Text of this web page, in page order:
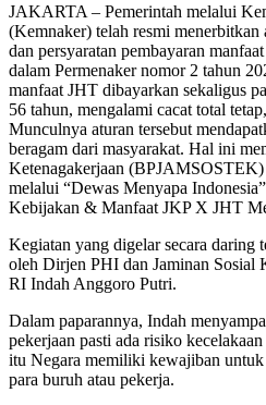
JAKARTA – Pemerintah melalui
(Kemnaker) telah resmi menerbitkan
dan persyaratan pembayaran
dalam Permenaker nomor 2 tahun
manfaat JHT dibayarkan sekaligus
56 tahun, mengalami cacat total
Munculnya aturan tersebut
beragam dari masyarakat. Hal ini
Ketenagakerjaan
melalui “Dewas Menyapa
Kebijakan & Manfaat JKP X JHT
Kegiatan yang digelar secara daring
oleh Dirjen PHI dan Jaminan Sosial
RI Indah Anggoro Putri.
Dalam paparannya, Indah
pekerjaan pasti ada risiko
itu Negara memiliki kewajiban
para buruh atau pekerja.